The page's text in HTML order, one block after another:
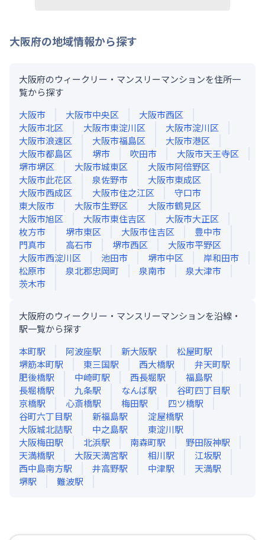
大阪府の地域情報から探す
大阪府のウィークリー・マンスリーマンションを住所一
覧から探す
大阪市
大阪市中央区
大阪市西区
大阪市北区
大阪市東淀川区
大阪市淀川区
大阪市浪速区
大阪市福島区
大阪市港区
大阪市都島区
堺市 吹田市
大阪市天王寺区
堺市堺区
大阪市城東区
大阪市阿倍野区
大阪市此花区
泉佐野市
大阪市東成区
大阪市西成区
大阪市住之江区
守口市
東大阪市
大阪市生野区
大阪市鶴見区
大阪市旭区
大阪市東住吉区
大阪市大正区
枚方市
堺市東区 大阪市住吉区
豊中市
門真市
高石市 堺市西区
大阪市平野区
大阪市西淀川区
池田市 堺市中区
岸和田市
松原市
泉北郡忠岡町 泉南市
泉大津市
茨木市
大阪府のウィークリー・マンスリーマンションを沿線・
駅一覧から探す
本町駅 阿波座駅 新大阪駅 松屋町駅
堺筋本町駅 東三国駅 西大橋駅 弁天町駅
肥後橋駅 中崎町駅 西長堀駅 福島駅
長堀橋駅 九条駅 なんば駅 谷町四丁目駅
京橋駅 心斎橋駅 梅田駅 四ツ橋駅
谷町六丁目駅 新福島駅 淀屋橋駅
大阪城北詰駅 中之島駅 東淀川駅
大阪梅田駅 北浜駅 南森町駅 野田阪神駅
天満橋駅 大阪天満宮駅 相川駅 江坂駅
西中島南方駅 井高野駅 中津駅 天満駅
堺駅 難波駅